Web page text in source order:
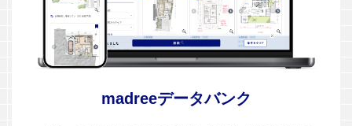
madreeデータバンク